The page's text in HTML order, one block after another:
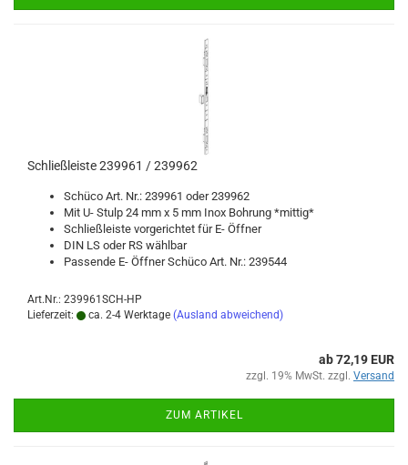
Schließ­leis­te 239961 / 239962
Schü­co Art. Nr.: 239961 oder 239962
Mit U- Stulp 24 mm x 5 mm Inox Boh­rung *mit­tig*
Schließ­leis­te vor­ge­rich­tet für E- Öff­ner
DIN LS oder RS wähl­bar
Pas­sen­de E- Öff­ner Schü­co Art. Nr.: 239544
Art.Nr.: 239961SCH-HP
Lieferzeit:
ca. 2-4 Werktage (Ausland abweichend)
ab 72,19 EUR
zzgl. 19% MwSt. zzgl. Versand
ZUM ARTIKEL